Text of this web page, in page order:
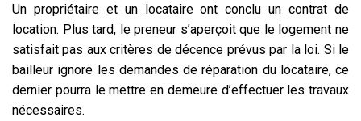
Un propriétaire et un locataire ont conclu un contrat de
location. Plus tard, le preneur s’aperçoit que le logement ne
satisfait pas aux critères de décence prévus par la loi. Si le
bailleur ignore les demandes de réparation du locataire, ce
dernier pourra le mettre en demeure d’effectuer les travaux
nécessaires.